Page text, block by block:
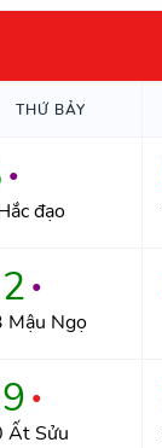
THỨ BẢY
●
đạo
●
Mậu Ngọ
●
Ất Sửu